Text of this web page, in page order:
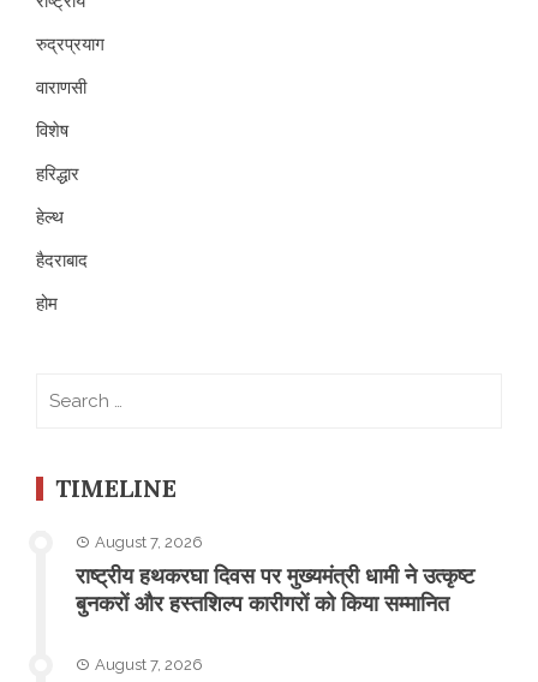
रुद्रप्रयाग
वाराणसी
विशेष
हरिद्धार
हेल्थ
हैदराबाद
होम
TIMELINE
August 7, 2026
राष्ट्रीय हथकरघा दिवस पर मुख्यमंत्री धामी ने उत्कृष्ट
बुनकरों और हस्तशिल्प कारीगरों को किया सम्मानित
August 7, 2026